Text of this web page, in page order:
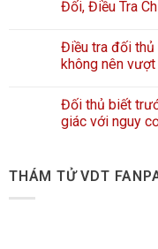
Đối, Điều Tra
Điều tra đối thủ
không nên vượt
Đối thủ biết
giác với nguy
THÁM TỬ VDT